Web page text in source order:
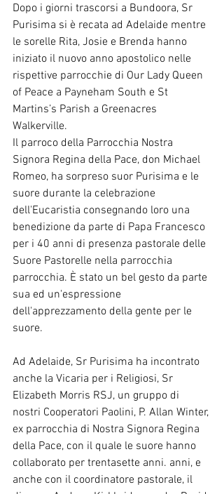
Dopo i giorni trascorsi a Bundoora, Sr
Purisima si è recata ad Adelaide mentre
le sorelle Rita, Josie e Brenda hanno
iniziato il nuovo anno apostolico nelle
rispettive parrocchie di Our Lady Queen
of Peace a Payneham South e St
Martins’s Parish a Greenacres
Walkerville.
Il parroco della Parrocchia Nostra
Signora Regina della Pace, don Michael
Romeo, ha sorpreso suor Purisima e le
suore durante la celebrazione
dell'Eucaristia consegnando loro una
benedizione da parte di Papa Francesco
per i 40 anni di presenza pastorale delle
Suore Pastorelle nella parrocchia
parrocchia. È stato un bel gesto da parte
sua ed un'espressione
dell'apprezzamento della gente per le
suore.
Ad Adelaide, Sr Purisima ha incontrato
anche la Vicaria per i Religiosi, Sr
Elizabeth Morris RSJ, un gruppo di
nostri Cooperatori Paolini, P. Allan Winter,
ex parrocchia di Nostra Signora Regina
della Pace, con il quale le suore hanno
collaborato per trentasette anni. anni, e
anche con il coordinatore pastorale, il